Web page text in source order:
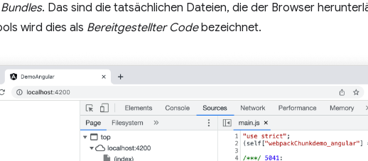
Bundles. Das sind die tatsächlichen Dateien, die der Browser
wird dies als Bereitgestellter Codebezeichnet.